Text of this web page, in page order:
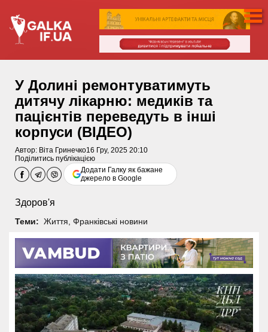
У Долині ремонтуватимуть
дитячу лікарню: медиків та
пацієнтів переведуть в інші
корпуси (ВІДЕО)
Автор: Віта Гринечко16 Гру, 2025 20:10
Поділитись публікацією
Додати Галку як бажане
джерело в Google
Здоров'я
Теми: Життя Франківські новини